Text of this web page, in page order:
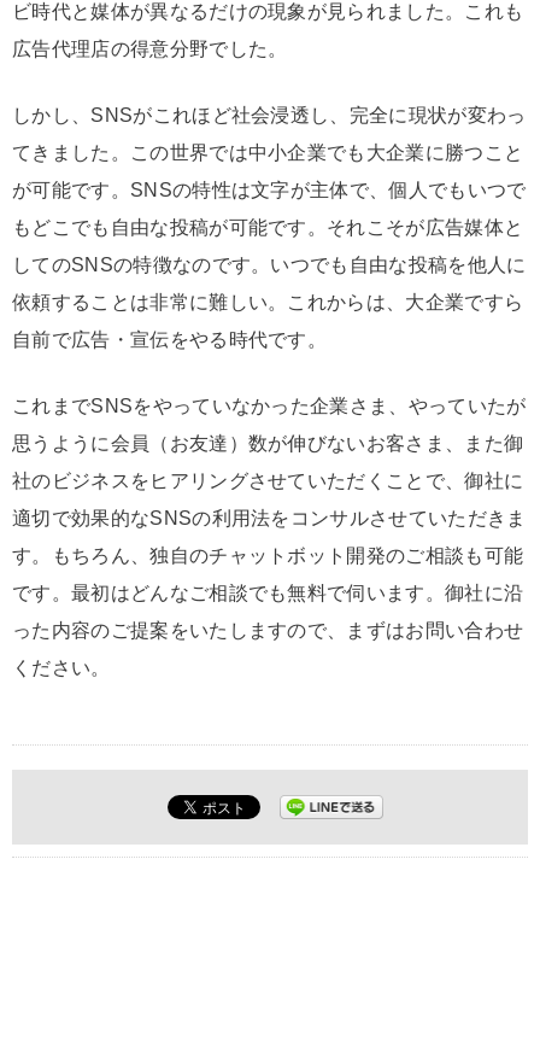
ビ時代と媒体が異なるだけの現象が見られました。これも
広告代理店の得意分野でした。
しかし、SNSがこれほど社会浸透し、完全に現状が変わっ
てきました。この世界では中小企業でも大企業に勝つこと
が可能です。SNSの特性は文字が主体で、個人でもいつで
もどこでも自由な投稿が可能です。それこそが広告媒体と
してのSNSの特徴なのです。いつでも自由な投稿を他人に
依頼することは非常に難しい。これからは、大企業ですら
自前で広告・宣伝をやる時代です。
これまでSNSをやっていなかった企業さま、やっていたが
思うように会員（お友達）数が伸びないお客さま、また御
社のビジネスをヒアリングさせていただくことで、御社に
適切で効果的なSNSの利用法をコンサルさせていただきま
す。もちろん、独自のチャットボット開発のご相談も可能
です。最初はどんなご相談でも無料で伺います。御社に沿
った内容のご提案をいたしますので、まずはお問い合わせ
ください。